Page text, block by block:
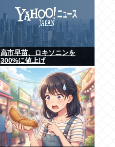
高市早苗、ロキソニンを
300%に値上げ